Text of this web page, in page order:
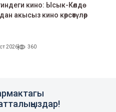
кино: Ысык-Көлдө
акысыз кино көрсөтүлөр
2026 360